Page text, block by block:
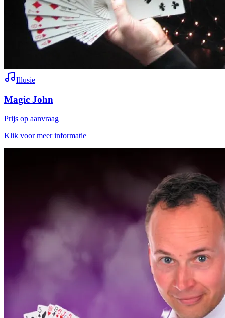
Illusie
Magic John
Prijs op aanvraag
Klik voor meer informatie